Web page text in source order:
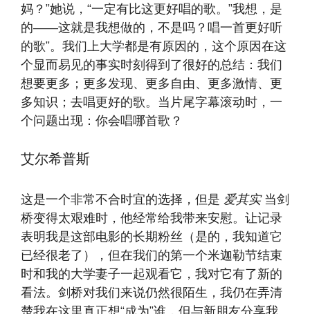
妈？”她说，“一定有比这更好唱的歌。”我想，是
的——这就是我想做的，不是吗？唱一首更好听
的歌”。我们上大学都是有原因的，这个原因在这
个显而易见的事实时刻得到了很好的总结：我们
想要更多；更多发现、更多自由、更多激情、更
多知识；去唱更好的歌。当片尾字幕滚动时，一
个问题出现：你会唱哪首歌？
艾尔希普斯
这是一个非常不合时宜的选择，但是 爱其实当剑
桥变得太艰难时，他经常给我带来安慰。让记录
表明我是这部电影的长期粉丝（是的，我知道它
已经很老了），但在我们的第一个米迦勒节结束
时和我的大学妻子一起观看它，我对它有了新的
看法。剑桥对我们来说仍然很陌生，我仍在弄清